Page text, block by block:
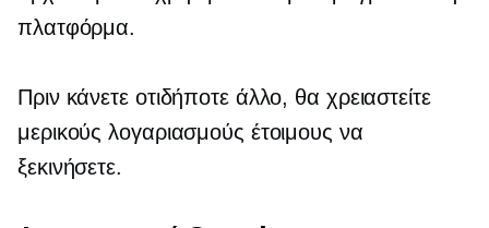
πλατφόρμα.
Πριν κάνετε οτιδήποτε άλλο, θα χρειαστείτε
μερικούς λογαριασμούς έτοιμους να
ξεκινήσετε.